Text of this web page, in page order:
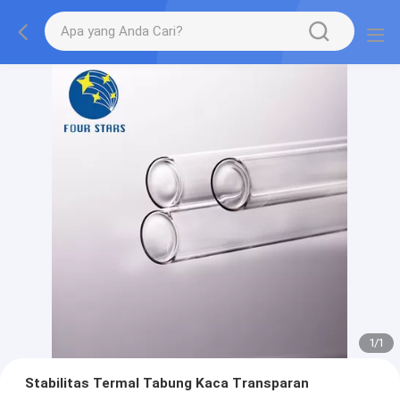
1/1
Stabilitas Termal Tabung Kaca Transparan